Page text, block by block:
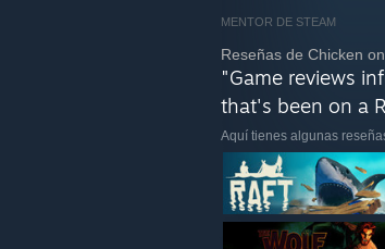
MENTOR DE STEAM
Reseñas de Chicken
"Game reviews
that's been on a
Aquí tienes algunas